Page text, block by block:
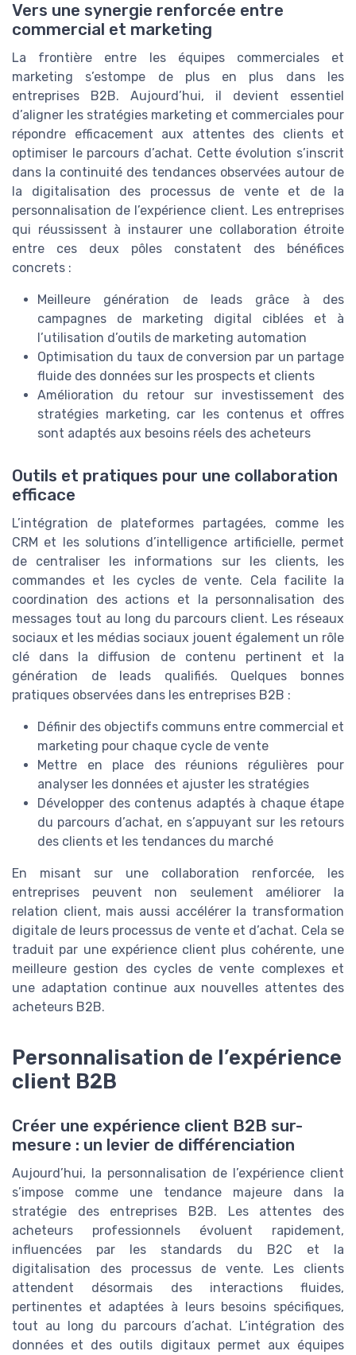
Vers une synergie renforcée entre
commercial et marketing
La frontière entre les équipes commerciales et
marketing s’estompe de plus en plus dans les
entreprises B2B. Aujourd’hui, il devient essentiel
d’aligner les stratégies marketing et commerciales pour
répondre efficacement aux attentes des clients et
optimiser le parcours d’achat. Cette évolution s’inscrit
dans la continuité des tendances observées autour de
la digitalisation des processus de vente et de la
personnalisation de l’expérience client. Les entreprises
qui réussissent à instaurer une collaboration étroite
entre ces deux pôles constatent des bénéfices
concrets :
Meilleure génération de leads grâce à des
campagnes de marketing digital ciblées et à
l’utilisation d’outils de marketing automation
Optimisation du taux de conversion par un partage
fluide des données sur les prospects et clients
Amélioration du retour sur investissement des
stratégies marketing, car les contenus et offres
sont adaptés aux besoins réels des acheteurs
Outils et pratiques pour une collaboration
efficace
L’intégration de plateformes partagées, comme les
CRM et les solutions d’intelligence artificielle, permet
de centraliser les informations sur les clients, les
commandes et les cycles de vente. Cela facilite la
coordination des actions et la personnalisation des
messages tout au long du parcours client. Les réseaux
sociaux et les médias sociaux jouent également un rôle
clé dans la diffusion de contenu pertinent et la
génération de leads qualifiés. Quelques bonnes
pratiques observées dans les entreprises B2B :
Définir des objectifs communs entre commercial et
marketing pour chaque cycle de vente
Mettre en place des réunions régulières pour
analyser les données et ajuster les stratégies
Développer des contenus adaptés à chaque étape
du parcours d’achat, en s’appuyant sur les retours
des clients et les tendances du marché
En misant sur une collaboration renforcée, les
entreprises peuvent non seulement améliorer la
relation client, mais aussi accélérer la transformation
digitale de leurs processus de vente et d’achat. Cela se
traduit par une expérience client plus cohérente, une
meilleure gestion des cycles de vente complexes et
une adaptation continue aux nouvelles attentes des
acheteurs B2B.
Personnalisation de l’expérience
client B2B
Créer une expérience client B2B sur-
mesure : un levier de différenciation
Aujourd’hui, la personnalisation de l’expérience client
s’impose comme une tendance majeure dans la
stratégie des entreprises B2B. Les attentes des
acheteurs professionnels évoluent rapidement,
influencées par les standards du B2C et la
digitalisation des processus de vente. Les clients
attendent désormais des interactions fluides,
pertinentes et adaptées à leurs besoins spécifiques,
tout au long du parcours d’achat. L’intégration des
données et des outils digitaux permet aux équipes